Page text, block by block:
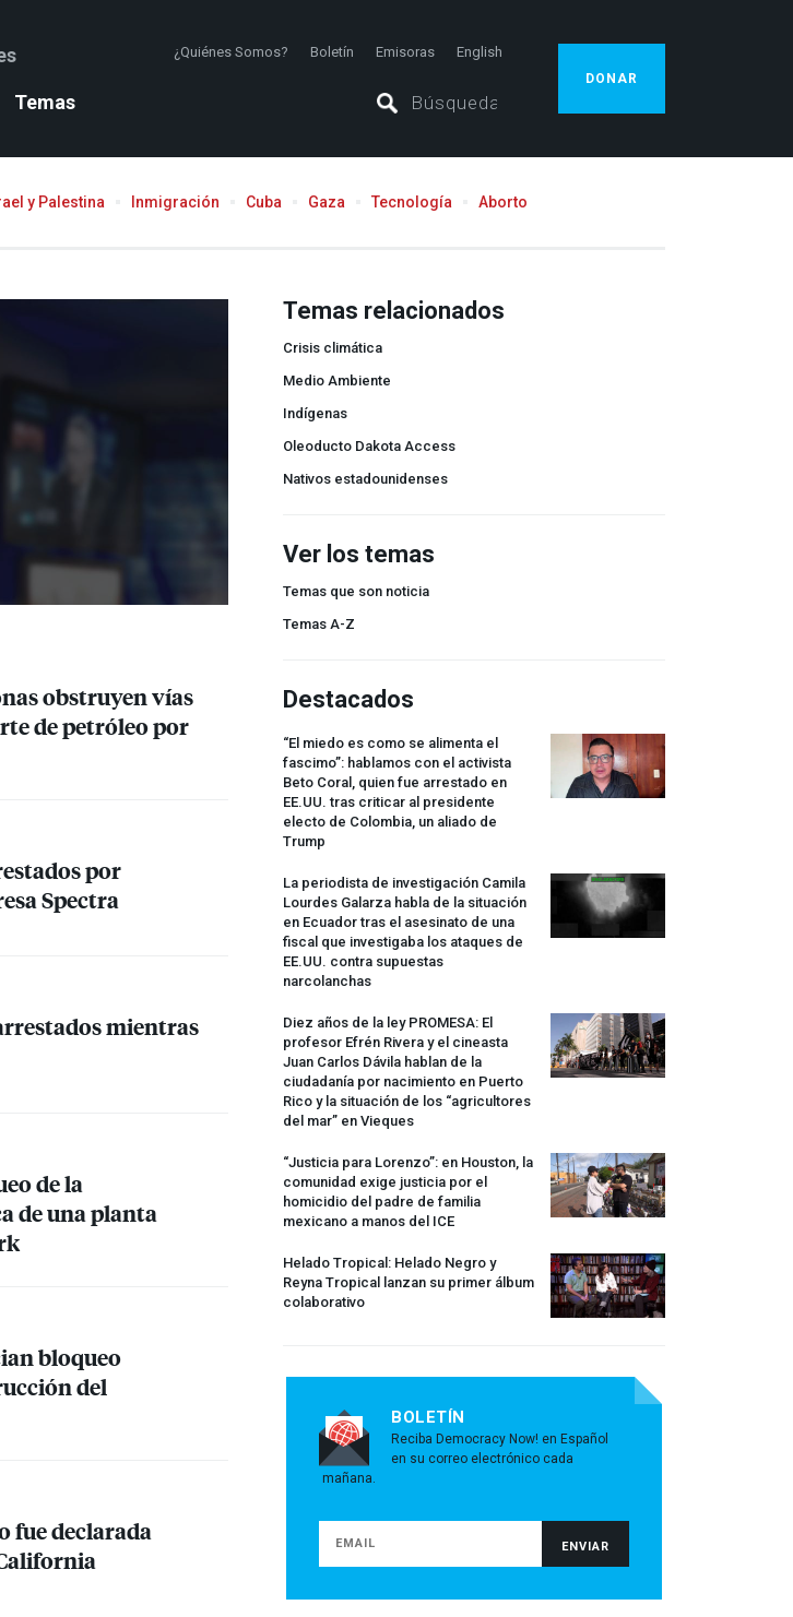
¿Quiénes Somos? Boletín Emisoras English
Temas
DONAR
y Palestina Inmigración Cuba Gaza Tecnología Aborto
obstruyen vías
de petróleo por
por
Spectra
mientras
de la
de una planta
bloqueo
del
fue declarada
Temas relacionados
Crisis climática
Medio Ambiente
Indígenas
Oleoducto Dakota Access
Nativos estadounidenses
Ver los temas
Temas que son noticia
Temas A-Z
Destacados
“El miedo es como se alimenta el
fascimo”: hablamos con el activista
Beto Coral, quien fue arrestado en
EE.UU. tras criticar al presidente
electo de Colombia, un aliado de
Trump
La periodista de investigación Camila
Lourdes Galarza habla de la situación
en Ecuador tras el asesinato de una
fiscal que investigaba los ataques de
EE.UU. contra supuestas
narcolanchas
Diez años de la ley PROMESA: El
profesor Efrén Rivera y el cineasta
Juan Carlos Dávila hablan de la
ciudadanía por nacimiento en Puerto
Rico y la situación de los “agricultores
del mar” en Vieques
“Justicia para Lorenzo”: en Houston, la
comunidad exige justicia por el
homicidio del padre de familia
mexicano a manos del ICE
Helado Tropical: Helado Negro y
Reyna Tropical lanzan su primer álbum
colaborativo
BOLETÍN
Reciba Democracy Now! en Español
en su correo electrónico cada
mañana.